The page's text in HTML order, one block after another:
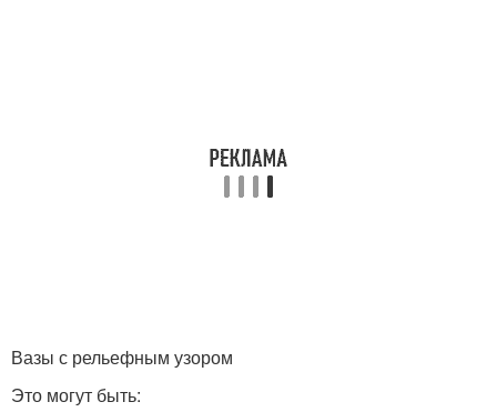
Вазы с рельефным узором
Это могут быть: